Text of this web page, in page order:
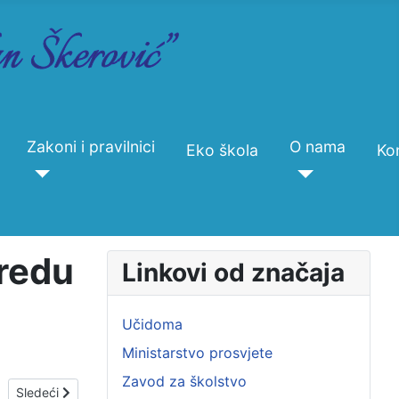
Zakoni i pravilnici Eko škola O nama
Sledeći članak: Oglas za program obrazovanja za sticanje
Sledeći
Linkovi od značaja
Učidoma
Ministarstvo prosvjete
Zavod za školstvo